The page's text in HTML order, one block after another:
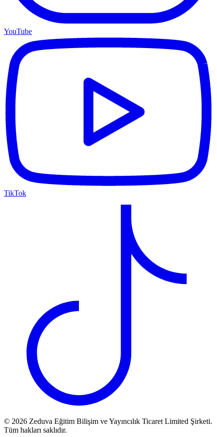
YouTube
TikTok
© 2026 Zeduva Eğitim Bilişim ve Yayıncılık Ticaret Limited Şirketi.
Tüm hakları saklıdır.